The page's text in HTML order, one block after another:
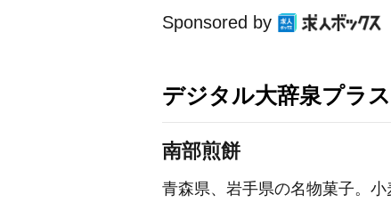
Sponsored by
デジタル大辞泉プラス
南部煎餅
青森県、岩手県の名物菓子。